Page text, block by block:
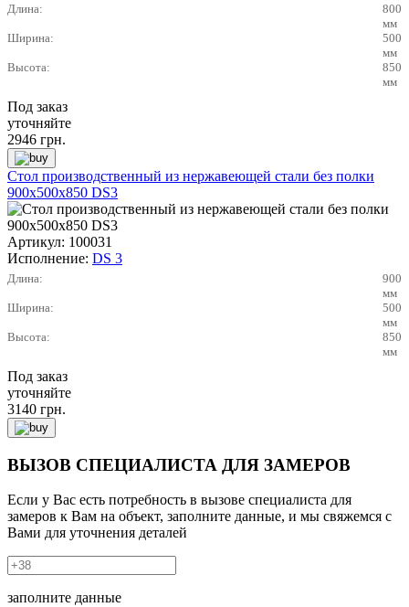
Длина:
800
мм
Ширина:
500
мм
Высота:
850
мм
Под заказ
уточняйте
2946 грн.
Стол производственный из нержавеющей стали без полки
900х500х850 DS3
Артикул: 100031
Исполнение: DS 3
Длина:
900
мм
Ширина:
500
мм
Высота:
850
мм
Под заказ
уточняйте
3140 грн.
ВЫЗОВ СПЕЦИАЛИСТА ДЛЯ ЗАМЕРОВ
Если у Вас есть потребность в вызове специалиста для
замеров к Вам на объект, заполните данные, и мы свяжемся с
Вами для уточнения деталей
заполните данные